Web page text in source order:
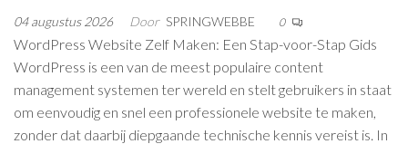
04 augustus 2026 Door SPRINGWEBBE 0
WordPress Website Zelf Maken: Een Stap-voor-Stap Gids
WordPress is een van de meest populaire content
management systemen ter wereld en stelt gebruikers in staat
om eenvoudig en snel een professionele website te maken,
zonder dat daarbij diepgaande technische kennis vereist is. In